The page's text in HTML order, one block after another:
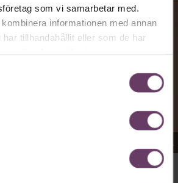
som vi samarbetar med.
informationen med annan
tillhandahållit eller som de har